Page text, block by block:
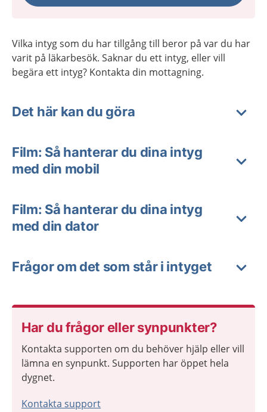
Vilka intyg som du har tillgång till beror på var du har
varit på läkarbesök. Saknar du ett intyg, eller vill
begära ett intyg? Kontakta din mottagning.
Det här kan du göra
Film: Så hanterar du dina intyg
med din mobil
Film: Så hanterar du dina intyg
med din dator
Frågor om det som står i intyget
Har du frågor eller synpunkter?
Kontakta supporten om du behöver hjälp eller vill
lämna en synpunkt. Supporten har öppet hela
dygnet.
Kontakta support